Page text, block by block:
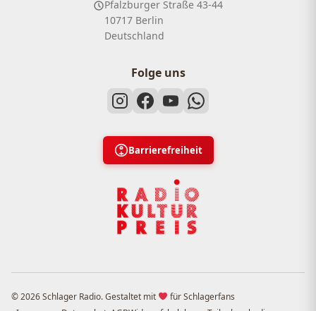
Pfalzburger Straße 43-44
10717 Berlin
Deutschland
Folge uns
Barrierefreiheit
© 2026 Schlager Radio. Gestaltet mit
für Schlagerfans